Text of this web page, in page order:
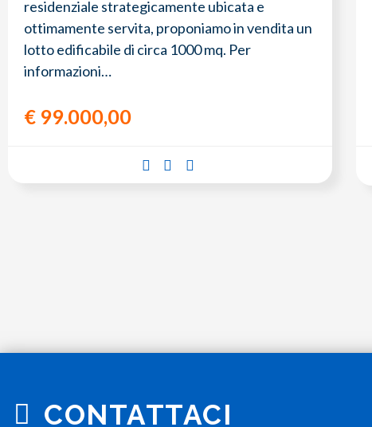
residenziale strategicamente ubicata e
ottimamente servita, proponiamo in vendita un
lotto edificabile di circa 1000 mq. Per
informazioni…
€ 99.000,00
CONTATTACI